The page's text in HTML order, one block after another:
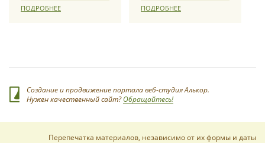
ПОДРОБНЕЕ ПОДРОБНЕЕ
Создание и продвижение портала веб-студия Алькор.
Нужен качественный сайт?Обращайтесь!
Перепечатка материалов, независимо от их формы и даты